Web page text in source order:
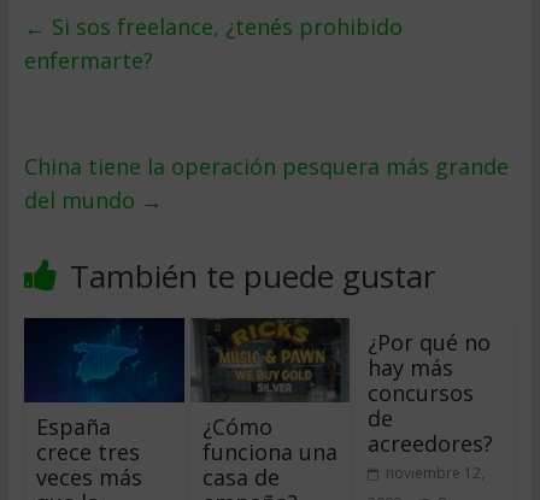
← Si sos freelance, ¿tenés prohibido
enfermarte?
China tiene la operación pesquera más grande
del mundo →
También te puede gustar
España
crece tres
veces más
¿Cómo
funciona una
casa de
¿Por qué no
hay más
concursos
de
acreedores?
noviembre 12,